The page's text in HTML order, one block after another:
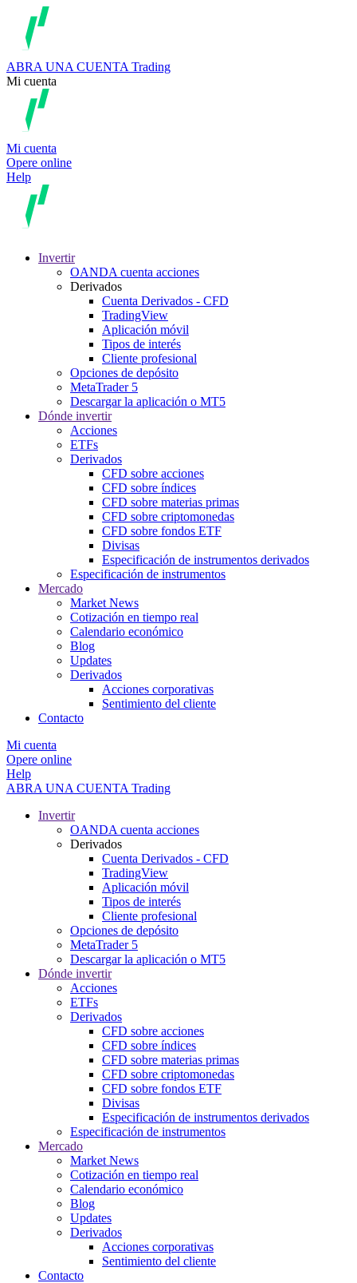
ABRA UNA CUENTA Trading
Mi cuenta
Mi cuenta
Opere online
Help
Invertir
OANDA cuenta acciones
Derivados
Cuenta Derivados - CFD
TradingView
Aplicación móvil
Tipos de interés
Cliente profesional
Opciones de depósito
MetaTrader 5
Descargar la aplicación o MT5
Dónde invertir
Acciones
ETFs
Derivados
CFD sobre acciones
CFD sobre índices
CFD sobre materias primas
CFD sobre criptomonedas
CFD sobre fondos ETF
Divisas
Especificación de instrumentos derivados
Especificación de instrumentos
Mercado
Market News
Cotización en tiempo real
Calendario económico
Blog
Updates
Derivados
Acciones corporativas
Sentimiento del cliente
Contacto
Mi cuenta
Opere online
Help
ABRA UNA CUENTA Trading
Invertir
OANDA cuenta acciones
Derivados
Cuenta Derivados - CFD
TradingView
Aplicación móvil
Tipos de interés
Cliente profesional
Opciones de depósito
MetaTrader 5
Descargar la aplicación o MT5
Dónde invertir
Acciones
ETFs
Derivados
CFD sobre acciones
CFD sobre índices
CFD sobre materias primas
CFD sobre criptomonedas
CFD sobre fondos ETF
Divisas
Especificación de instrumentos derivados
Especificación de instrumentos
Mercado
Market News
Cotización en tiempo real
Calendario económico
Blog
Updates
Derivados
Acciones corporativas
Sentimiento del cliente
Contacto